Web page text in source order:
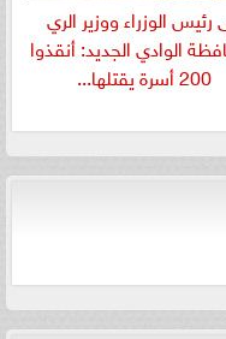
رئيس الوزراء ووزير الري
الوادي الجديد: أنقذوا
200 أسرة يقتلها...